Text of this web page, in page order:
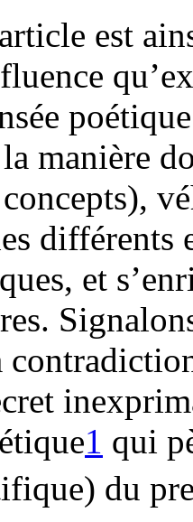
est
manière
différents
et
1 qui
du